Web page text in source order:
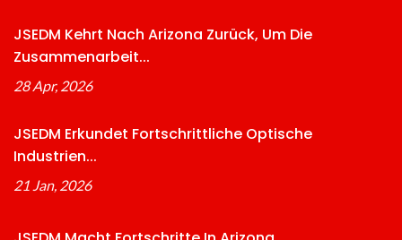
JSEDM Kehrt Nach Arizona Zurück, Um Die
Zusammenarbeit...
28 Apr, 2026
JSEDM Erkundet Fortschrittliche Optische
Industrien...
21 Jan, 2026